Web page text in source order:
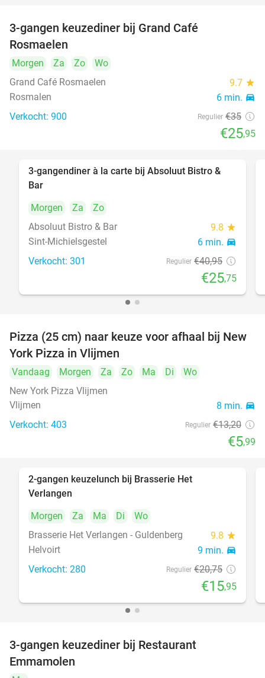
3-gangen keuzediner bij Grand Café
Rosmaelen
Morgen Za Zo
Wo
Grand Café Rosmaelen
9.7 star
Rosmalen 6 min. directions_car
Verkocht: 900 Regulier €35
€25,95
37%
3-gangendiner à la carte bij Absoluut Bistro &
Bar
Morgen
Za
Zo
Absoluut Bistro & Bar
9.8 star
Sint-Michielsgestel 6 min. directions_car
Verkocht: 301 Regulier €40,95
€25,75
55%
Pizza (25 cm) naar keuze voor afhaal bij New
York Pizza in Vlijmen
Vandaag Morgen Za Zo Ma Di
Wo
New York Pizza Vlijmen
Vlijmen
8 min. directions_car
Verkocht: 403 Regulier €13,20
€5,99
2-gangen keuzelunch bij Brasserie Het
Verlangen
Morgen
Za Ma Di
Wo
Brasserie Het Verlangen - Guldenberg
9.8 star
Helvoirt 9 min. directions_car
Verkocht: 280 Regulier €20,75
€15,95
3-gangen keuzediner bij Restaurant
Emmamolen